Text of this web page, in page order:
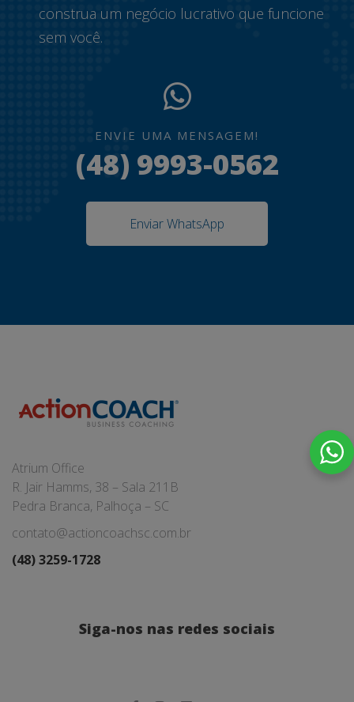
construa um negócio lucrativo que funcione
sem você.
ENVIE UMA MENSAGEM!
(48) 9993-0562
Enviar WhatsApp
Atrium Office
R. Jair Hamms, 38 – Sala 211B
Pedra Branca, Palhoça – SC
contato@actioncoachsc.com.br
(48) 3259-1728
Siga-nos nas redes sociais